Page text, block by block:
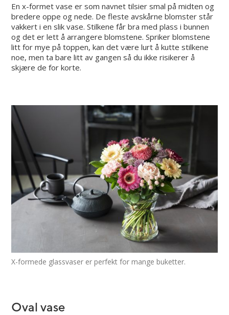
En x-formet vase er som navnet tilsier smal på midten og
bredere oppe og nede. De fleste avskårne blomster står
vakkert i en slik vase. Stilkene får bra med plass i bunnen
og det er lett å arrangere blomstene. Spriker blomstene
litt for mye på toppen, kan det være lurt å kutte stilkene
noe, men ta bare litt av gangen så du ikke risikerer å
skjære de for korte.
X-formede glassvaser er perfekt for mange buketter.
Oval vase